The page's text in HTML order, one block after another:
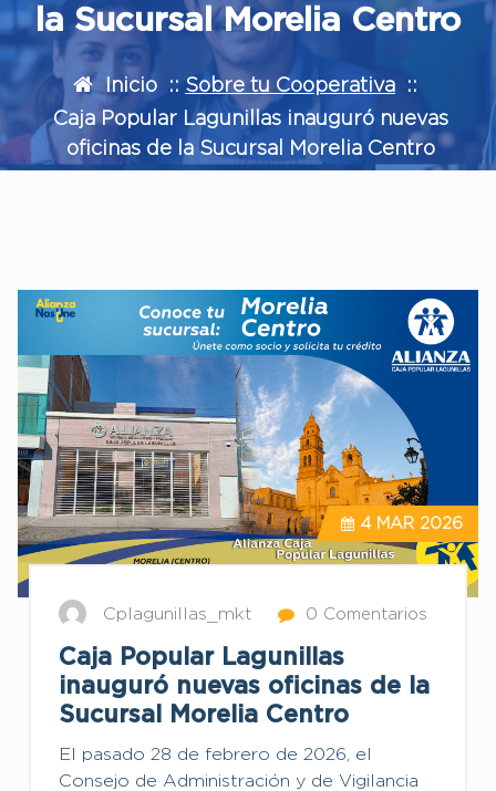
la Sucursal Morelia Centro
Inicio :: Sobre tu Cooperativa ::
Caja Popular Lagunillas inauguró nuevas
oficinas de la Sucursal Morelia Centro
4MAR 2026
Cplagunillas_mkt 0 Comentarios
Caja Popular Lagunillas
inauguró nuevas oficinas de la
Sucursal Morelia Centro
El pasado 28 de febrero de 2026, el
Consejo de Administración y de Vigilancia